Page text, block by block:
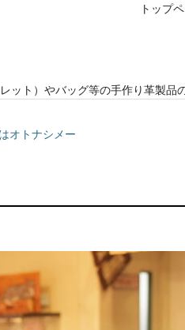
トップ
ト）やバッグ等の手作り革製品
オトナシメー